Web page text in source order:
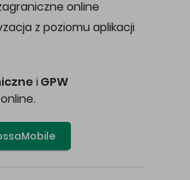
online
z poziomu aplikacji
i GPW